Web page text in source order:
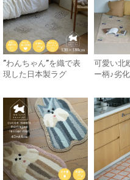
”わんちゃん”を織で表
現した日本製ラグ
可愛い北
ー柄♪劣